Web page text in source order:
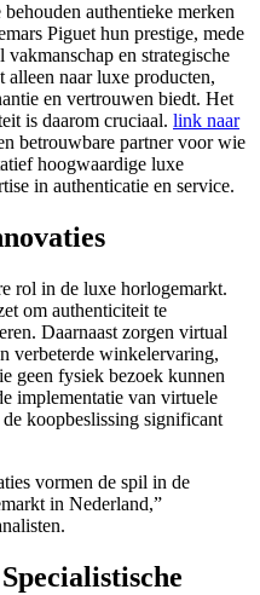
authentieke merken
Piguet hun prestige, mede
en strategische
alleen naar luxe producten,
en vertrouwen biedt. Het
is daarom cruciaal. link naar
betrouwbare partner voor wie
hoogwaardige luxe
in authenticatie en service.
rol in de luxe horlogemarkt.
om authenticiteit te
Daarnaast zorgen virtual
verbeterde winkelervaring,
geen fysiek bezoek kunnen
implementatie van virtuele
koopbeslissing significant
vormen de spil in de
in Nederland,”